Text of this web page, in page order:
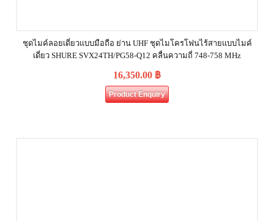
ชุดไมค์ลอยเดี่ยวแบบมือถือ ย่าน UHF ชุดไมโครโฟนไร้สายแบบไมค์
เดี่ยว SHURE SVX24TH/PG58-Q12 คลื่นความถี่ 748-758 MHz
16,350.00 ฿
Product Enquiry